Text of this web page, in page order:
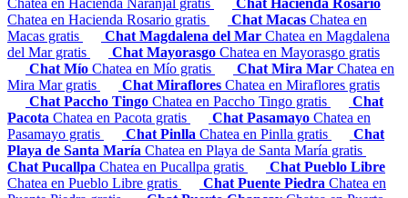
Chatea en Hacienda Naranjal gratis
Chat Hacienda Rosario
Chatea en Hacienda Rosario gratis
Chat Macas Chatea en
Macas gratis
Chat Magdalena del Mar Chatea en Magdalena
del Mar gratis
Chat Mayorasgo Chatea en Mayorasgo gratis
Chat Mío Chatea en Mío gratis Chat Mira Mar Chatea en
Mira Mar gratis
Chat Miraflores Chatea en Miraflores gratis
Chat Paccho Tingo Chatea en Paccho Tingo gratis
Chat
Pacota Chatea en Pacota gratis Chat Pasamayo Chatea en
Pasamayo gratis
Chat Pinlla Chatea en Pinlla gratis
Chat
Playa de Santa María Chatea en Playa de Santa María gratis
Chat Pucallpa Chatea en Pucallpa gratis
Chat Pueblo Libre
Chatea en Pueblo Libre gratis
Chat Puente Piedra Chatea en